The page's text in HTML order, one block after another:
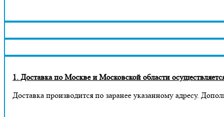
1. Доставка по Москве и Московской области
Доставка производится по заранее указанному адресу.